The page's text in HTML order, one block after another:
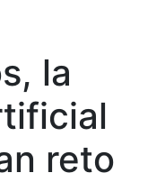
la
reto